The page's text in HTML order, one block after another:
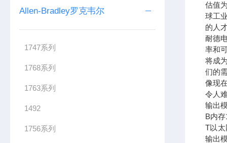
Allen-Bradley罗克韦尔
1747系列
1768系列
1763系列
1492
1756系列
估值
球工
的人
耐德
率和
将成
们的
像现
令人
输出
B内
T以太
输出